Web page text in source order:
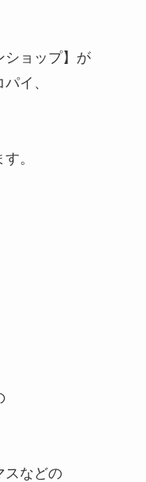
ショップ】が
イ、
。
スなどの